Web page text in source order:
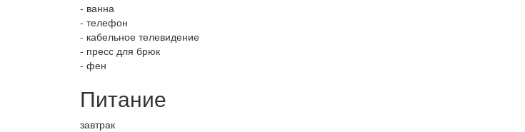
- ванна
- телефон
- кабельное телевидение
- пресс для брюк
- фен
Питание
завтрак